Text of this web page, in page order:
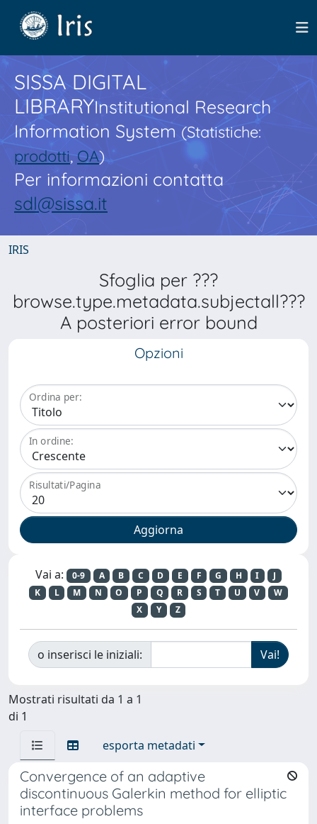
SISSA DIGITAL
LIBRARYInstitutional Research
Information System(Statistiche:
prodotti,OA)
Per informazioni contatta
sdl@sissa.it
IRIS
Sfoglia per ???
browse.type.metadata.subjectall???
A posteriori error bound
Opzioni
Ordina per:
In ordine:
Risultati/Pagina
Vai a: 0-9 A B C D E F G H I
J
K
L M N O P Q R S T U V
W
X
Y Z
o inserisci le iniziali:
Mostrati risultati da 1 a 1
di 1
esporta metadati
Convergence of an adaptive
discontinuous Galerkin method for elliptic
interface problems